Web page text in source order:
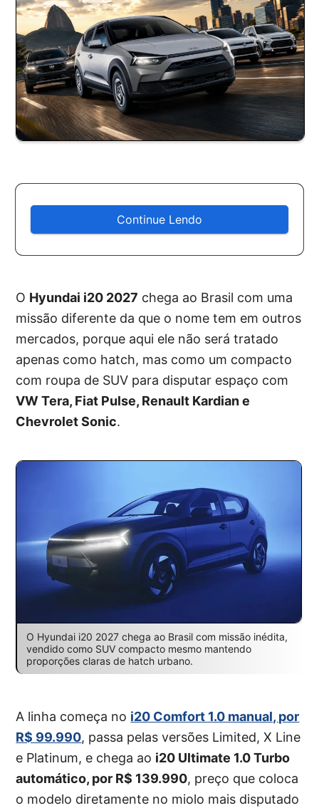
Continue Lendo
O Hyundai i20 2027 chega ao Brasil com uma
missão diferente da que o nome tem em outros
mercados, porque aqui ele não será tratado
apenas como hatch, mas como um compacto
com roupa de SUV para disputar espaço com
VW Tera, Fiat Pulse, Renault Kardian e
Chevrolet Sonic.
O Hyundai i20 2027 chega ao Brasil com missão inédita,
vendido como SUV compacto mesmo mantendo
proporções claras de hatch urbano.
A linha começa no i20 Comfort 1.0 manual, por
R$ 99.990, passa pelas versões Limited, X Line
e Platinum, e chega ao i20 Ultimate 1.0 Turbo
automático, por R$ 139.990, preço que coloca
o modelo diretamente no miolo mais disputado